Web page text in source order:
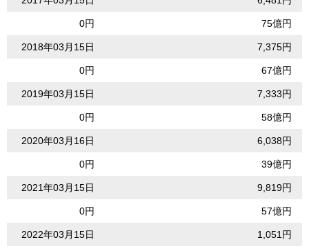
0円 75億円
2018年03月15日 7,375円
0円 67億円
2019年03月15日 7,333円
0円 58億円
2020年03月16日 6,038円
0円 39億円
2021年03月15日 9,819円
0円 57億円
2022年03月15日 1,051円